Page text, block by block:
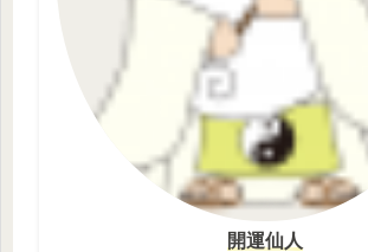
開運仙人